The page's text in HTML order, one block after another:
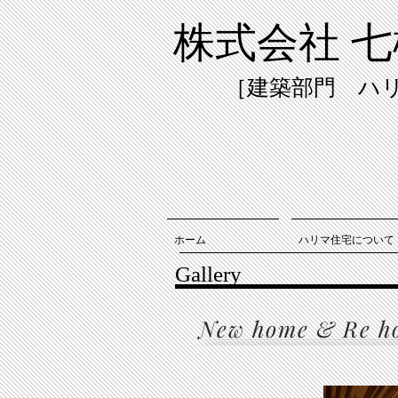
Gallery
New home & Re
株式会社
［建築部門 ハ
ホーム ハリマ住宅について